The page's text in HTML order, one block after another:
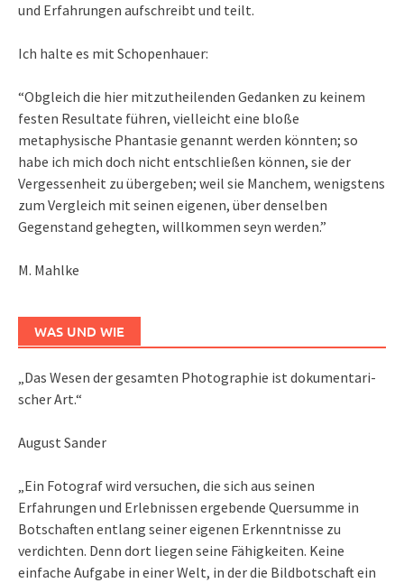
und Erfahrungen aufschreibt und teilt.
Ich halte es mit Schopenhauer:
“Obgleich die hier mitzutheilenden Gedanken zu keinem
festen Resultate führen, vielleicht eine bloße
metaphysische Phantasie genannt werden könnten; so
habe ich mich doch nicht entschließen können, sie der
Vergessenheit zu übergeben; weil sie Manchem, wenigstens
zum Vergleich mit seinen eigenen, über denselben
Gegenstand gehegten, willkommen seyn werden.”
M. Mahlke
WAS UND WIE
„Das We­sen der ge­sam­ten Pho­to­gra­phie ist do­ku­men­ta­ri­
scher Art.“
August Sander
„Ein Fotograf wird versuchen, die sich aus seinen
Erfahrungen und Erlebnissen ergebende Quersumme in
Botschaften entlang seiner eigenen Erkenntnisse zu
verdichten. Denn dort liegen seine Fähigkeiten. Keine
einfache Aufgabe in einer Welt, in der die Bildbotschaft ein